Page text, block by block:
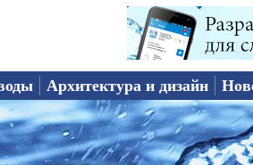
Архитектура и дизайн